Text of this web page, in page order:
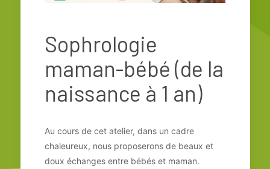
Sophrologie
maman-bébé (de la
naissance à 1 an)
Au cours de cet atelier, dans un cadre
chaleureux, nous proposerons de beaux et
doux échanges entre bébés et maman.